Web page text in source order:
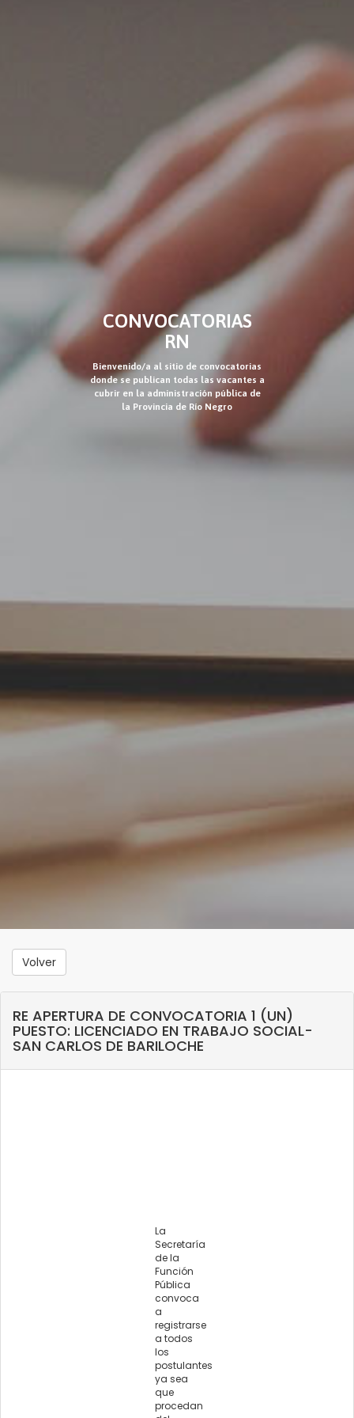
CONVOCATORIAS
RN
Bienvenido/a al sitio de convocatorias
donde se publican todas las vacantes a
cubrir en la administración pública de
la Provincia de Río Negro
Volver
RE APERTURA DE CONVOCATORIA 1 (UN)
PUESTO: LICENCIADO EN TRABAJO SOCIAL-
SAN CARLOS DE BARILOCHE
La
Secretaría
de la
Función
Pública
convoca
a
registrarse
a todos
los
postulantes
ya sea
que
procedan